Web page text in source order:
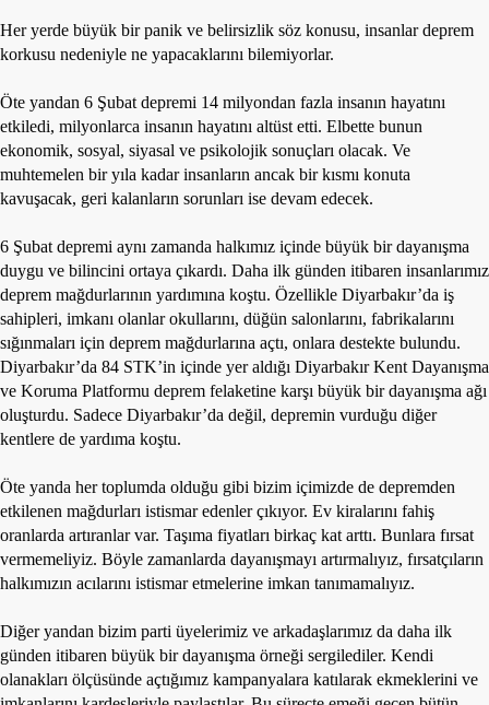
Raporlar
Deklerasyonlar
İLETIŞIM
Her yerde büyük bir panik ve belirsizlik söz konusu, insanlar deprem
korkusu nedeniyle ne yapacaklarını bilemiyorlar.
Öte yandan 6 Şubat depremi 14 milyondan fazla insanın hayatını
etkiledi, milyonlarca insanın hayatını altüst etti. Elbette bunun
ekonomik, sosyal, siyasal ve psikolojik sonuçları olacak. Ve
muhtemelen bir yıla kadar insanların ancak bir kısmı konuta
kavuşacak, geri kalanların sorunları ise devam edecek.
6 Şubat depremi aynı zamanda halkımız içinde büyük bir dayanışma
duygu ve bilincini ortaya çıkardı. Daha ilk günden itibaren insanlarımız
deprem mağdurlarının yardımına koştu. Özellikle Diyarbakır’da iş
sahipleri, imkanı olanlar okullarını, düğün salonlarını, fabrikalarını
sığınmaları için deprem mağdurlarına açtı, onlara destekte bulundu.
Diyarbakır’da 84 STK’in içinde yer aldığı Diyarbakır Kent Dayanışma
ve Koruma Platformu deprem felaketine karşı büyük bir dayanışma ağı
oluşturdu. Sadece Diyarbakır’da değil, depremin vurduğu diğer
kentlere de yardıma koştu.
Öte yanda her toplumda olduğu gibi bizim içimizde de depremden
etkilenen mağdurları istismar edenler çıkıyor. Ev kiralarını fahiş
oranlarda artıranlar var. Taşıma fiyatları birkaç kat arttı. Bunlara fırsat
vermemeliyiz. Böyle zamanlarda dayanışmayı artırmalıyız, fırsatçıların
halkımızın acılarını istismar etmelerine imkan tanımamalıyız.
Diğer yandan bizim parti üyelerimiz ve arkadaşlarımız da daha ilk
günden itibaren büyük bir dayanışma örneği sergilediler. Kendi
olanakları ölçüsünde açtığımız kampanyalara katılarak ekmeklerini ve